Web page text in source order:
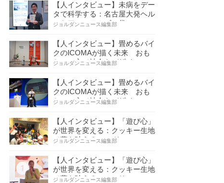
【人インタビュー】未病をデー
タで科学する：名古屋大発ヘル
スケアシステムズの代…
ジョルダンニュース編集部
【人インタビュー】畳めるバイ
クのICOMAが描く未来 おも
ちゃの心で社会をデザイ…
ジョルダンニュース編集部
【人インタビュー】畳めるバイ
クのICOMAが描く未来 おも
ちゃの心で社会をデザイ…
ジョルダンニュース編集部
【人インタビュー】「遊び心」
が世界を変える：クッキー生地
で夢を叶える コロリ…
ジョルダンニュース編集部
【人インタビュー】「遊び心」
が世界を変える：クッキー生地
で夢を叶える コロリ…
ジョルダンニュース編集部